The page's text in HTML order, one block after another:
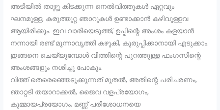
അടിയിൽ താഴ്ന്നു കിടക്കുന്ന നെൽവിത്തുകൾ ഏറ്റവും
ഘനമുള്ള, കരുത്തുറ്റ ഞാറുകൾ ഉണ്ടാക്കാൻ കഴിവുള്ളവ
ആയിരിക്കും. ഇവ വാരിയെടുത്ത്, ഉപ്പിന്റെ അംശം കളയാൻ
നന്നായി രണ്ട് മൂന്നാവൃത്തി കഴുകി, കുരുപ്പിക്കാനായി എടുക്കാം.
ഇങ്ങനെ ചെയ്യുമ്പോൾ വിത്തിന്റെ പുറത്തുള്ള ഫംഗസിന്റെ
അംശങ്ങളും നശിച്ചു പോകും.
വിത്ത് തെരെഞ്ഞെടുക്കുന്നത് മുതൽ, അതിന്റെ പരിചരണം,
ഞാറ്റടി തയാറാക്കൽ, ജൈവ വളപ്രയോഗം,
കുമ്മായപ്രയോഗം, മണ്ണ് പരിശോധനയെ